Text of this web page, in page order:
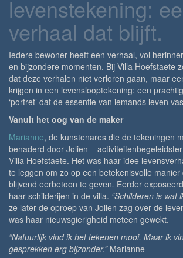
levenstekening:
verhaal dat blijft.
Iedere bewoner heeft een verhaal, vol
en bijzondere momenten. Bij Villa Hoefstaete
dat deze verhalen niet verloren gaan, maar
krijgen in een levenslooptekening: een
‘portret’ dat de essentie van iemands leven
Vanuit het oog van de maker
Marianne, de kunstenares die de tekeningen
benaderd door Jolien –
Villa Hoefstaete. Het was haar idee
te leggen om zo op een betekenisvolle
blijvend eerbetoon te geven. Eerder
haar schilderijen in de villa. “Schilderen is wat
ze later de oproep van Jolien zag over de
was haar nieuwsgierigheid meteen gewekt.
“Natuurlijk vind ik het tekenen mooi. Maar ik
gesprekken erg bijzonder.” Marianne